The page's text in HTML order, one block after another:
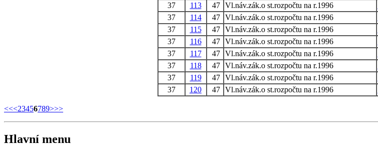
37
113 47 Vl.náv.zák.o st.rozpočtu na r.1996
37
114 47 Vl.náv.zák.o st.rozpočtu na r.1996
37
115 47 Vl.náv.zák.o st.rozpočtu na r.1996
37
116 47 Vl.náv.zák.o st.rozpočtu na r.1996
37
117 47 Vl.náv.zák.o st.rozpočtu na r.1996
37
118 47 Vl.náv.zák.o st.rozpočtu na r.1996
37
119 47 Vl.náv.zák.o st.rozpočtu na r.1996
37
120 47 Vl.náv.zák.o st.rozpočtu na r.1996
<<<23456789>>>
Hlavní menu